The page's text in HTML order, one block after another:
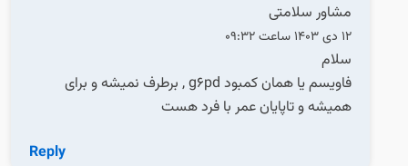
مشاور سلامتی
12 دی 1403 ساعت 09:32
سلام
فاویسم یا همان کمبود g6pd , برطرف نمیشه و برای
همیشه و تاپایان عمر با فرد هست
Reply